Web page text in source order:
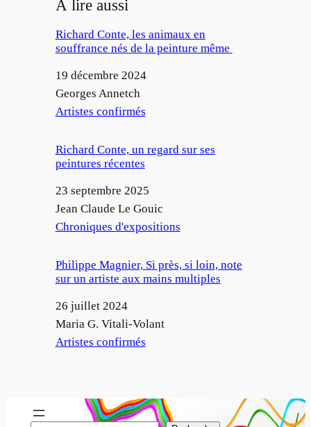
À lire aussi
Richard Conte, les animaux en
souffrance nés de la peinture même
Date
19 décembre 2024
Auteur
Georges Annetch
Par rapport à
Artistes confirmés
Richard Conte, un regard sur ses
peintures récentes
Date
23 septembre 2025
Auteur
Jean Claude Le Gouic
Par rapport à
Chroniques d'expositions
Philippe Magnier, Si près, si loin, note
sur un artiste aux mains multiples
Date
26 juillet 2024
Auteur
Maria G. Vitali-Volant
Par rapport à
Artistes confirmés